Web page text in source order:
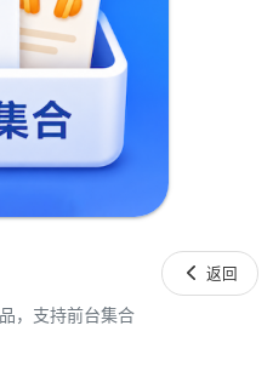
，支持前台集合
 返回